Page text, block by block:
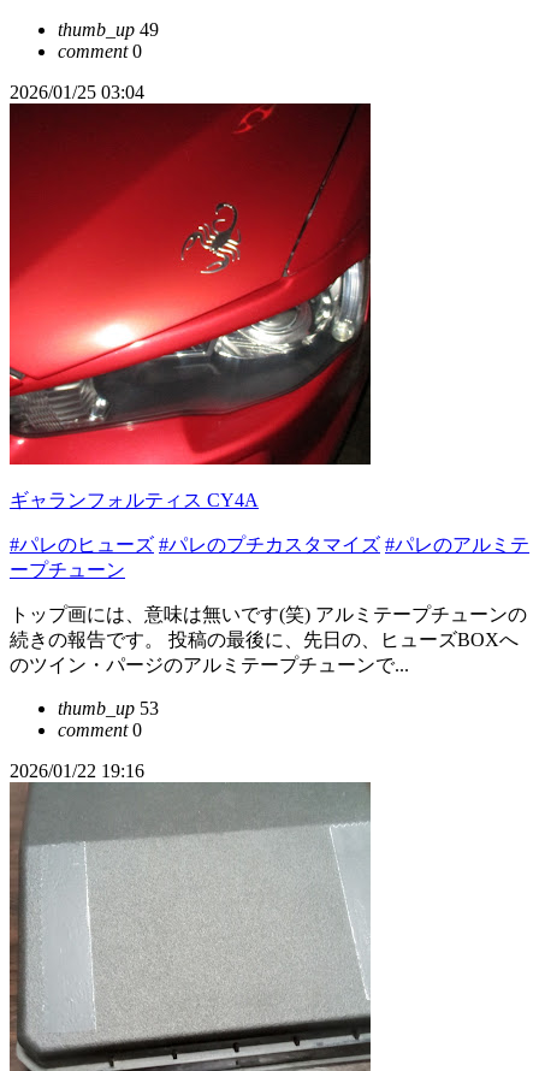
thumb_up 49
comment0
2026/01/25 03:04
ギャランフォルティス CY4A
#パレのヒューズ #パレのプチカスタマイズ #パレのアルミテ
ープチューン
トップ画には、意味は無いです(笑) アルミテープチューンの
続きの報告です。 投稿の最後に、先日の、ヒューズBOXへ
のツイン・パージのアルミテープチューンで...
thumb_up 53
comment0
2026/01/22 19:16